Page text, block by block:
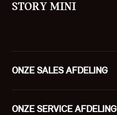
STORY MINI
ONZE SALES AFDELING
ONZE SERVICE AFDELING